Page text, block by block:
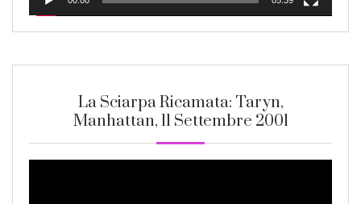
La Sciarpa Ricamata: Taryn,
Manhattan, 11 Settembre 2001